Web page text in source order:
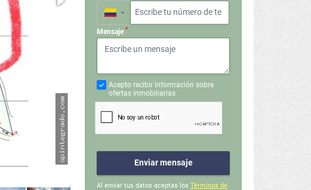
▼
Mensaje *
Acepto recibir información sobre
ofertas inmobiliarias
Enviar mensaje
Al enviar tus datos aceptas los Términos de